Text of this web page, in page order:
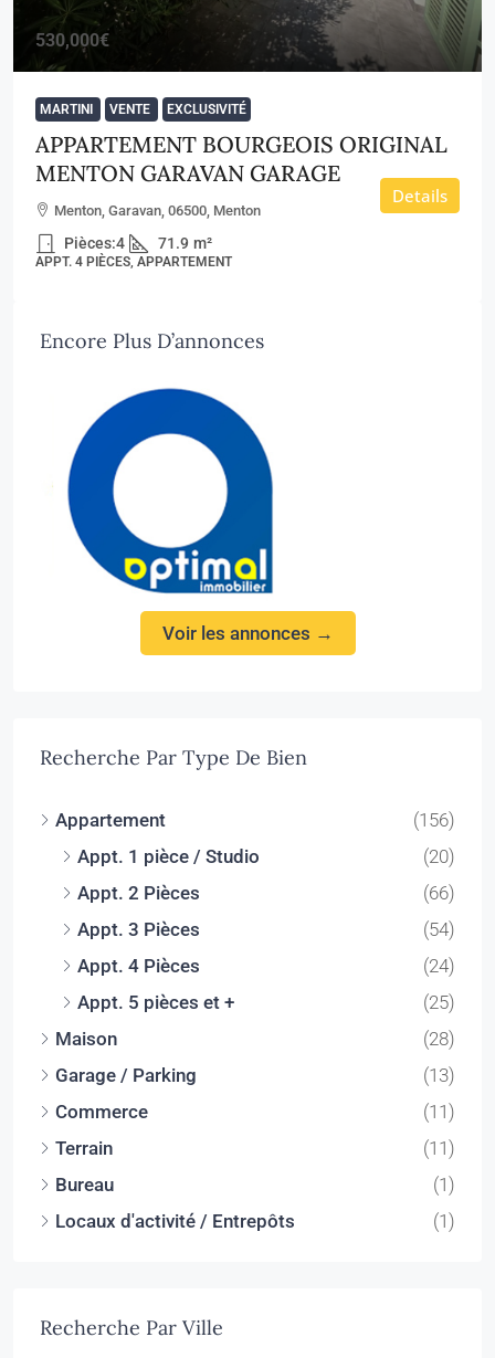
530,000€
MARTINI VENTE EXCLUSIVITÉ
APPARTEMENT BOURGEOIS ORIGINAL
MENTON GARAVAN GARAGE
Menton, Garavan, 06500, Menton
Pièces:4 71.9 m²
APPT. 4 PIÈCES, APPARTEMENT
Details
Encore Plus D’annonces
Voir les annonces →
Recherche Par Type De Bien
Appartement
(156)
Appt. 1 pièce / Studio
(20)
Appt. 2 Pièces
(66)
Appt. 3 Pièces
(54)
Appt. 4 Pièces
(24)
Appt. 5 pièces et +
(25)
Maison
(28)
Garage / Parking
(13)
Commerce
(11)
Terrain
(11)
Bureau
(1)
Locaux d'activité / Entrepôts
(1)
Recherche Par Ville